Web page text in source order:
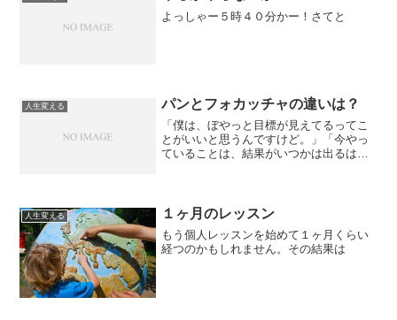
よっしゃー５時４０分かー！さてと
人生変える パンとフォカッチャの違いは？
「僕は、ぼやっと目標が見えてるってこ
とがいいと思うんですけど。」「今やっ
ていることは、結果がいつかは出るはず
人生変える １ヶ月のレッスン
もう個人レッスンを始めて１ヶ月くらい
経つのかもしれません。その結果は